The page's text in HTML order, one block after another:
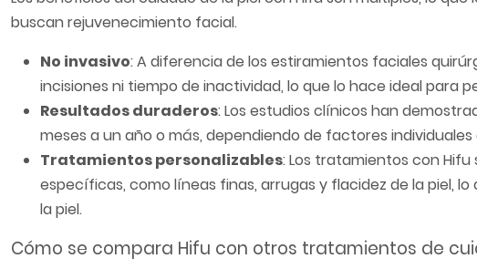
buscan rejuvenecimiento facial.
No invasivo: A diferencia de los estiramientos faciales
incisiones ni tiempo de inactividad, lo que lo hace ideal para
Resultados duraderos: Los estudios clínicos han
meses a un año o más, dependiendo de factores
Tratamientos personalizables: Los tratamientos con
específicas, como líneas finas, arrugas y flacidez de la piel,
la piel.
Cómo se compara Hifu con otros tratamientos de